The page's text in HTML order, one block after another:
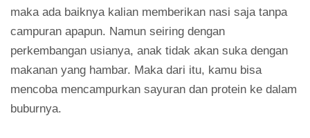
maka ada baiknya kalian memberikan nasi saja tanpa
campuran apapun. Namun seiring dengan
perkembangan usianya, anak tidak akan suka dengan
makanan yang hambar. Maka dari itu, kamu bisa
mencoba mencampurkan sayuran dan protein ke dalam
buburnya.